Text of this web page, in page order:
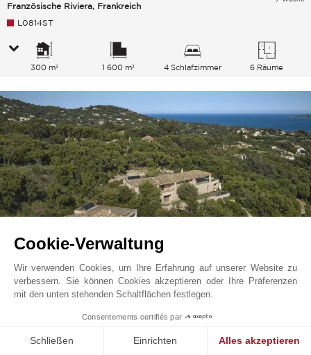
Französische Riviera, Frankreich
L0814ST
300 m² 1 600 m² 4 Schlafzimmer 6 Räume
Grimaud
Preis ab 23 569 EUR
Cookie-Verwaltung
Wir verwenden Cookies, um Ihre Erfahrung auf unserer Website zu
verbessern. Sie können Cookies akzeptieren oder Ihre Präferenzen
mit den unten stehenden Schaltflächen festlegen.
Consentements certifiés par
Schließen Einrichten Alles akzeptieren